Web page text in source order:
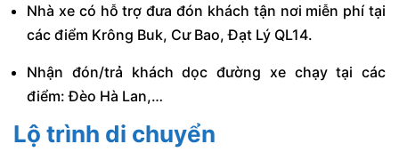
Nhà xe có hỗ trợ đưa đón khách tận nơi miễn phí tại
các điểm Krông Buk, Cư Bao, Đạt Lý QL14.
Nhận đón/trả khách dọc đường xe chạy tại các
điểm: Đèo Hà Lan,…
Lộ trình di chuyển